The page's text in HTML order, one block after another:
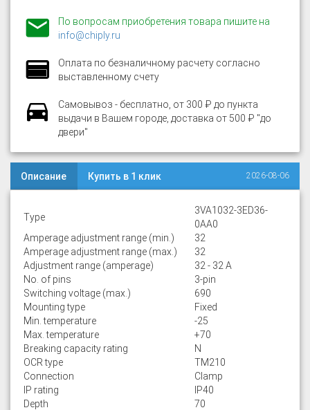
По вопросам приобретения товара пишите на
info@chiply.ru
Оплата по безналичному расчету согласно
выставленному счету
Самовывоз - бесплатно, от 300 ₽ до пункта
выдачи в Вашем городе, доставка от 500 ₽ "до
двери"
Описание Купить в 1 клик 2026-08-06
Type
3VA1032-3ED36-
0AA0
Amperage adjustment range (min.)
32
Amperage adjustment range (max.)
32
Adjustment range (amperage)
32 - 32 A
No. of pins
3-pin
Switching voltage (max.)
690
Mounting type
Fixed
Min. temperature
-25
Max. temperature
+70
Breaking capacity rating
N
OCR type
TM210
Connection
Clamp
IP rating
IP40
Depth
70